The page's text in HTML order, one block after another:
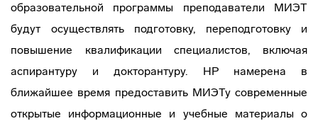
образовательной программы преподаватели МИЭТ
будут осуществлять подготовку, переподготовку и
повышение квалификации специалистов, включая
аспирантуру и докторантуру. HP намерена в
ближайшее время предоставить МИЭТу современные
открытые информационные и учебные материалы о